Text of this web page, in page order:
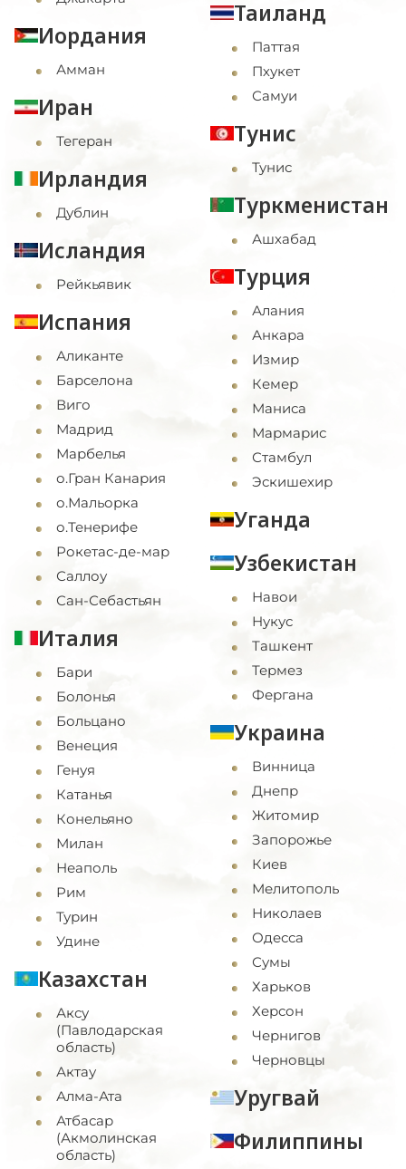
Иордания
Амман
Иран
Тегеран
Ирландия
Дублин
Исландия
Рейкьявик
Испания
Аликанте
Барселона
Виго
Мадрид
Марбелья
о.Гран Канария
о.Мальорка
о.Тенерифе
Рокетас-де-мар
Саллоу
Сан-Себастьян
Италия
Бари
Болонья
Больцано
Венеция
Генуя
Катанья
Конельяно
Милан
Неаполь
Рим
Турин
Удине
Казахстан
Аксу
(Павлодарская
область)
Актау
Алма-Ата
Атбасар
(Акмолинская
область)
Таиланд
Паттая
Пхукет
Самуи
Тунис
Тунис
Туркменистан
Ашхабад
Турция
Алания
Анкара
Измир
Кемер
Маниса
Мармарис
Стамбул
Эскишехир
Уганда
Узбекистан
Навои
Нукус
Ташкент
Термез
Фергана
Украина
Винница
Днепр
Житомир
Запорожье
Киев
Мелитополь
Николаев
Одесса
Сумы
Харьков
Херсон
Чернигов
Черновцы
Уругвай
Филиппины